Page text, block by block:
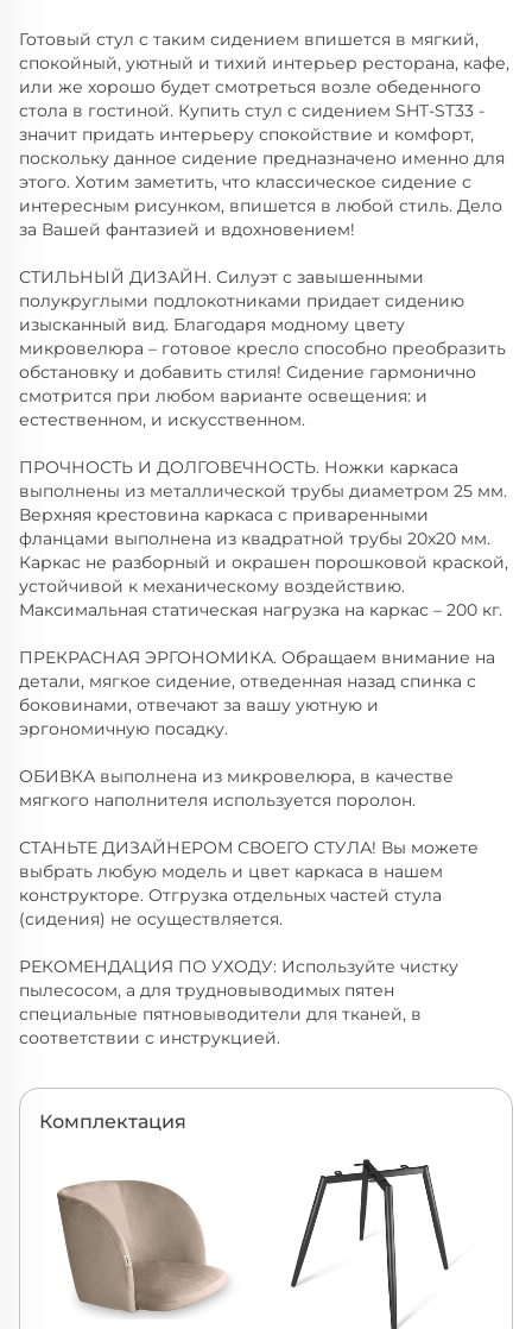
Готовый стул с таким сидением впишется в мягкий,
спокойный, уютный и тихий интерьер ресторана, кафе,
или же хорошо будет смотреться возле обеденного
стола в гостиной. Купить стул с сидением SHT-ST33 -
значит придать интерьеру спокойствие и комфорт,
поскольку данное сидение предназначено именно для
этого. Хотим заметить, что классическое сидение с
интересным рисунком, впишется в любой стиль. Дело
за Вашей фантазией и вдохновением!
СТИЛЬНЫЙ ДИЗАЙН. Силуэт с завышенными
полукруглыми подлокотниками придает сидению
изысканный вид. Благодаря модному цвету
микровелюра – готовое кресло способно преобразить
обстановку и добавить стиля! Сидение гармонично
смотрится при любом варианте освещения: и
естественном, и искусственном.
ПРОЧНОСТЬ И ДОЛГОВЕЧНОСТЬ. Ножки каркаса
выполнены из металлической трубы диаметром 25 мм.
Верхняя крестовина каркаса с приваренными
фланцами выполнена из квадратной трубы 20х20 мм.
Каркас не разборный и окрашен порошковой краской,
устойчивой к механическому воздействию.
Максимальная статическая нагрузка на каркас – 200 кг.
ПРЕКРАСНАЯ ЭРГОНОМИКА. Обращаем внимание на
детали, мягкое сидение, отведенная назад спинка с
боковинами, отвечают за вашу уютную и
эргономичную посадку.
ОБИВКА выполнена из микровелюра, в качестве
мягкого наполнителя используется поролон.
СТАНЬТЕ ДИЗАЙНЕРОМ СВОЕГО СТУЛА! Вы можете
выбрать любую модель и цвет каркаса в нашем
конструкторе. Отгрузка отдельных частей стула
(сидения) не осуществляется.
РЕКОМЕНДАЦИЯ ПО УХОДУ: Используйте чистку
пылесосом, а для трудновыводимых пятен
специальные пятновыводители для тканей, в
соответствии с инструкцией.
Комплектация